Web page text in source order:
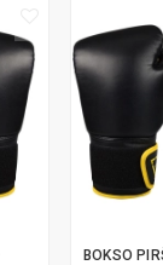
BOKSO